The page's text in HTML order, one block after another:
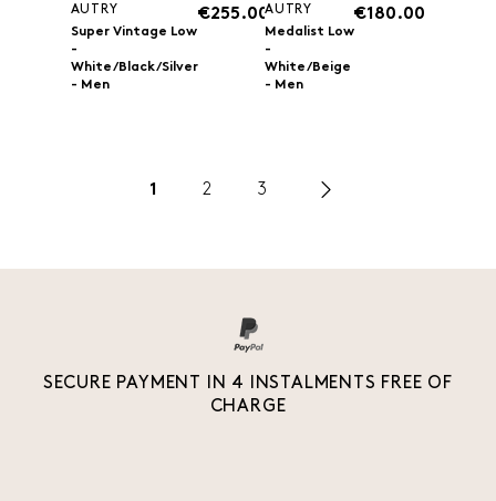
AUTRY
Super Vintage Low
-
White/Black/Silver
- Men
€255.00AUTRY
Medalist Low
-
White/Beige
- Men
€180.00
1 2 3
SECURE PAYMENT IN 4 INSTALMENTS FREE OF
CHARGE